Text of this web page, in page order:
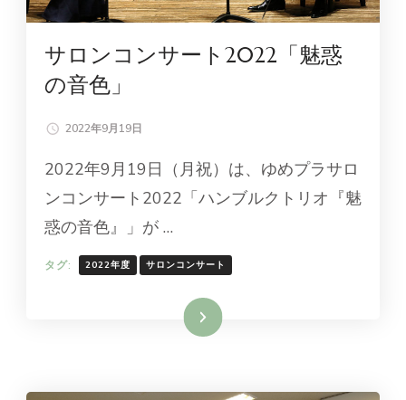
サロンコンサート2022「魅惑
の音色」
2022年9月19日
2022年9月19日（月祝）は、ゆめプラサロ
ンコンサート2022「ハンブルクトリオ『魅
惑の音色』」が …
タグ: 2022年度 サロンコンサート
続きを読む